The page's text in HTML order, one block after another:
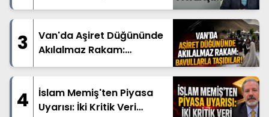
3
Van'da Aşiret Düğününde
Akılalmaz Rakam:
Bavullarla Taşıdılar!
4
İslam Memiş'ten Piyasa
Uyarısı: İki Kritik Veri